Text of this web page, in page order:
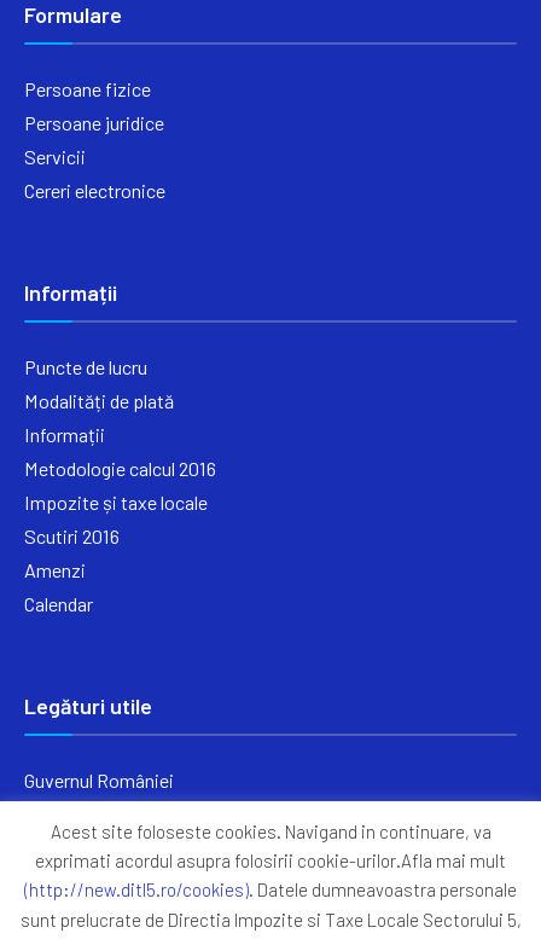
Formulare
Persoane fizice
Persoane juridice
Servicii
Cereri electronice
Informații
Puncte de lucru
Modalități de plată
Informații
Metodologie calcul 2016
Impozite și taxe locale
Scutiri 2016
Amenzi
Calendar
Legături utile
Guvernul României
Primăria Sectorul 5
ANAF
Acest site foloseste cookies. Navigand in continuare, va
exprimati acordul asupra folosirii cookie-urilor.Afla mai mult
(http://new.ditl5.ro/cookies). Datele dumneavoastra personale
sunt prelucrate de Directia Impozite si Taxe Locale Sectorului 5,